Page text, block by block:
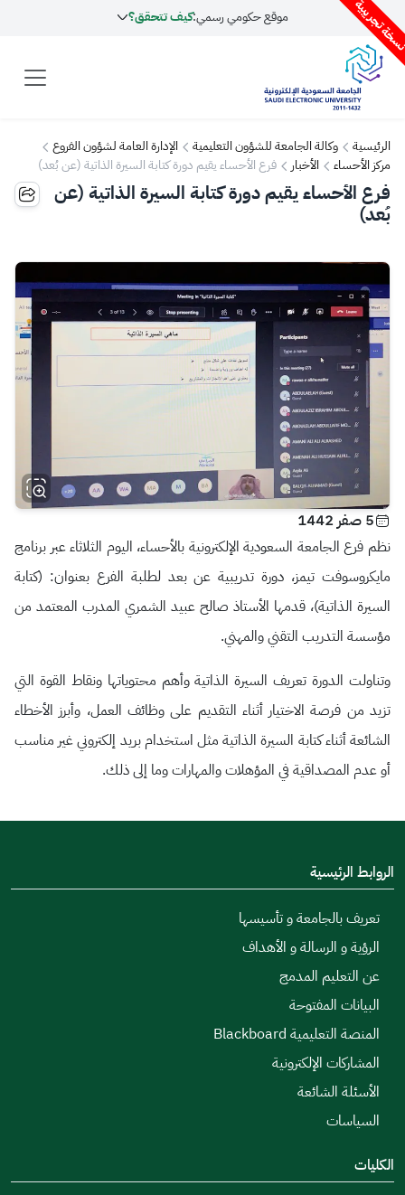
تجريبية موقع حكومي رسمي:كيف تتحقق؟
الرئيسية وكالة الجامعة للشؤون التعليمية
الإدارة العامة لشؤون الفروع
مركز الأحساء
الأخبار فرع الأحساء يقيم دورة كتابة السيرة الذاتية (عن بُعد)
فرع الأحساء يقيم دورة كتابة السيرة الذاتية (عن
بُعد)
5 صفر 1442
نظم فرع الجامعة السعودية الإلكترونية بالأحساء، اليوم الثلاثاء عبر برنامج
مايكروسوفت تيمز، دورة تدريبية عن بعد لطلبة الفرع بعنوان: (كتابة
السيرة الذاتية)، قدمها الأستاذ صالح عبيد الشمري المدرب المعتمد من
مؤسسة التدريب التقني والمهني.
وتناولت الدورة تعريف السيرة الذاتية وأهم محتوياتها ونقاط القوة التي
تزيد من فرصة الاختيار أثناء التقديم على وظائف العمل، وأبرز الأخطاء
الشائعة أثناء كتابة السيرة الذاتية مثل استخدام بريد إلكتروني غير مناسب
أو عدم المصداقية في المؤهلات والمهارات وما إلى ذلك.
الروابط الرئيسية
تعريف بالجامعة و تأسيسها
الرؤية و الرسالة و الأهداف
عن التعليم المدمج
البيانات المفتوحة
المنصة التعليمية Blackboard
المشاركات الإلكترونية
الأسئلة الشائعة
السياسات
الكليات